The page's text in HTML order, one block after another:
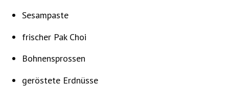
Sesampaste
frischer Pak Choi
Bohnensprossen
geröstete Erdnüsse